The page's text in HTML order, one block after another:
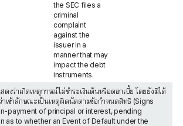
the SEC files a
criminal
complaint
against the
issuer in a
manner that may
impact the debt
instruments.
ดงว่าเกิดเหตุการณ์ไม่ชำระเงินต้นหรือดอกเบี้ย โดยยังมิได้
าเข้าลักษณะเป็นเหตุผิดนัดตามข้อกำหนดสิทธิ (Signs
payment of principal or interest, pending
as to whether an Event of Default under the